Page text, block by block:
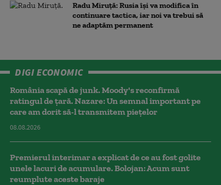
Radu Miruță: Rusia își va modifica în
continuare tactica, iar noi va trebui să
ne adaptăm permanent
DIGI ECONOMIC
România scapă de junk. Moody's reconfirmă
ratingul de țară. Nazare: Un semnal important pe
care am dorit să-l transmitem piețelor
08.08.2026
Premierul interimar a explicat de ce au fost golite
unele lacuri de acumulare. Bolojan: Acum sunt
reumplute aceste baraje